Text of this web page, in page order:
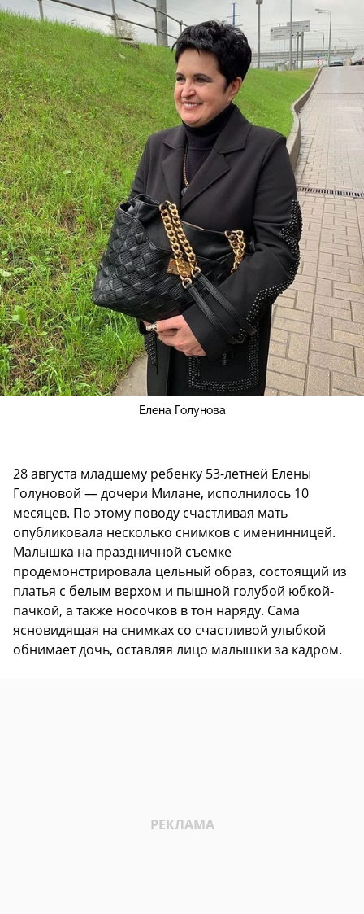
Елена Голунова
28 августа младшему ребенку 53-летней Елены
Голуновой — дочери Милане, исполнилось 10
месяцев. По этому поводу счастливая мать
опубликовала несколько снимков с именинницей.
Малышка на праздничной съемке
продемонстрировала цельный образ, состоящий из
платья с белым верхом и пышной голубой юбкой-
пачкой, а также носочков в тон наряду. Сама
ясновидящая на снимках со счастливой улыбкой
обнимает дочь, оставляя лицо малышки за кадром.